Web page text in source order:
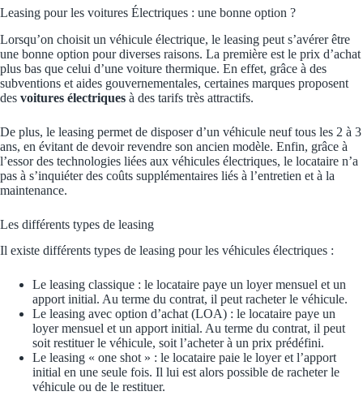
Leasing pour les voitures Électriques : une bonne option ?
Lorsqu’on choisit un véhicule électrique, le leasing peut s’avérer être
une bonne option pour diverses raisons. La première est le prix d’achat
plus bas que celui d’une voiture thermique. En effet, grâce à des
subventions et aides gouvernementales, certaines marques proposent
des voitures électriques à des tarifs très attractifs.
De plus, le leasing permet de disposer d’un véhicule neuf tous les 2 à 3
ans, en évitant de devoir revendre son ancien modèle. Enfin, grâce à
l’essor des technologies liées aux véhicules électriques, le locataire n’a
pas à s’inquiéter des coûts supplémentaires liés à l’entretien et à la
maintenance.
Les différents types de leasing
Il existe différents types de leasing pour les véhicules électriques :
Le leasing classique : le locataire paye un loyer mensuel et un
apport initial. Au terme du contrat, il peut racheter le véhicule.
Le leasing avec option d’achat (LOA) : le locataire paye un
loyer mensuel et un apport initial. Au terme du contrat, il peut
soit restituer le véhicule, soit l’acheter à un prix prédéfini.
Le leasing « one shot » : le locataire paie le loyer et l’apport
initial en une seule fois. Il lui est alors possible de racheter le
véhicule ou de le restituer.